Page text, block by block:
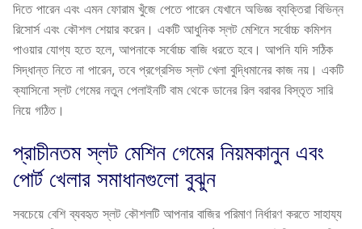
দিতে পারেন এবং এমন ফোরাম খুঁজে পেতে পারেন যেখানে অভিজ্ঞ ব্যক্তিরা বিভিন্ন
রিসোর্স এবং কৌশল শেয়ার করেন। একটি আধুনিক স্লট মেশিনে সর্বোচ্চ কমিশন
পাওয়ার যোগ্য হতে হলে, আপনাকে সর্বোচ্চ বাজি ধরতে হবে। আপনি যদি সঠিক
সিদ্ধান্ত নিতে না পারেন, তবে প্রগ্রেসিভ স্লট খেলা বুদ্ধিমানের কাজ নয়। একটি
ক্যাসিনো স্লট গেমের নতুন পেলাইনটি বাম থেকে ডানের রিল বরাবর বিস্তৃত সারি
নিয়ে গঠিত।
প্রাচীনতম স্লট মেশিন গেমের নিয়মকানুন এবং
পোর্ট খেলার সমাধানগুলো বুঝুন
সবচেয়ে বেশি ব্যবহৃত স্লট কৌশলটি আপনার বাজির পরিমাণ নির্ধারণ করতে সাহায্য